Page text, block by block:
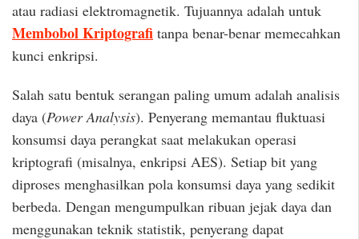
atau radiasi elektromagnetik. Tujuannya adalah untuk
Membobol Kriptografi tanpa benar-benar memecahkan
kunci enkripsi.
Salah satu bentuk serangan paling umum adalah analisis
daya (Power Analysis). Penyerang memantau fluktuasi
konsumsi daya perangkat saat melakukan operasi
kriptografi (misalnya, enkripsi AES). Setiap bit yang
diproses menghasilkan pola konsumsi daya yang sedikit
berbeda. Dengan mengumpulkan ribuan jejak daya dan
menggunakan teknik statistik, penyerang dapat